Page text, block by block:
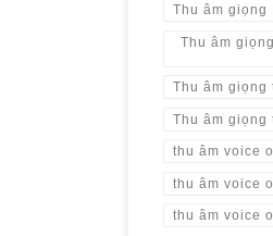
Thu âm giọng
Thu âm
Thu âm giọng
Thu âm giọng
thu âm voice
thu âm voice
thu âm voice